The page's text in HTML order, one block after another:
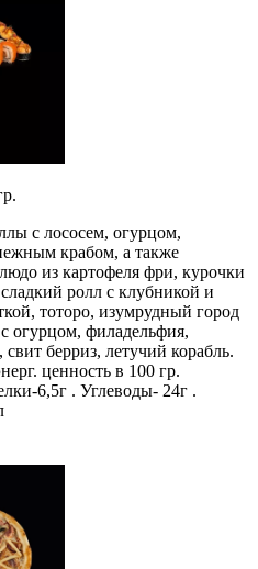
с лососем, огурцом,
крабом, а также
из картофеля фри, курочки
ролл с клубникой и
тоторо, изумрудный город
огурцом, филадельфия,
берриз, летучий корабль.
ценность в 100 гр.
6,5г . Углеводы- 24г .